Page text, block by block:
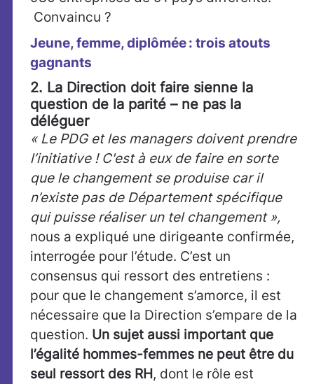
Convaincu ?
Jeune, femme, diplômée : trois atouts
gagnants
2. La Direction doit faire sienne la
question de la parité – ne pas la
déléguer
« Le PDG et les managers doivent prendre
l’initiative ! C'est à eux de faire en sorte
que le changement se produise car il
n’existe pas de Département spécifique
qui puisse réaliser un tel changement »,
nous a expliqué une dirigeante confirmée,
interrogée pour l’étude. C’est un
consensus qui ressort des entretiens :
pour que le changement s’amorce, il est
nécessaire que la Direction s’empare de la
question. Un sujet aussi important que
l’égalité hommes-femmes ne peut être du
seul ressort des RH, dont le rôle est